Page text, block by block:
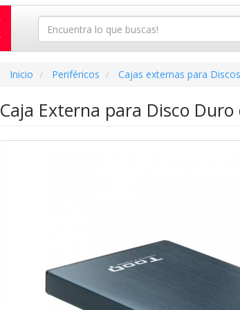
Inicio Periféricos Cajas externas para Discos
Caja Externa para Disco Duro